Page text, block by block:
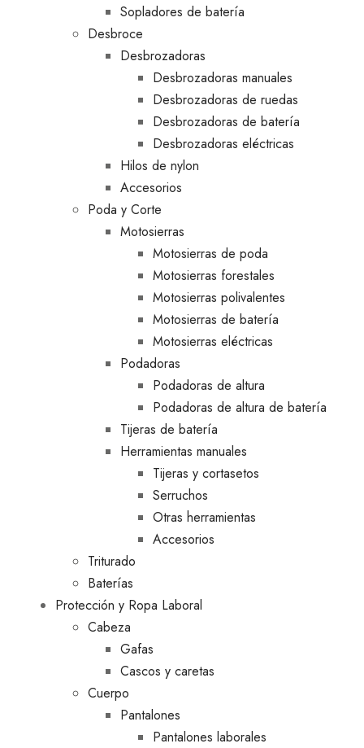
Sopladores de batería
Desbroce
Desbrozadoras
Desbrozadoras manuales
Desbrozadoras de ruedas
Desbrozadoras de batería
Desbrozadoras eléctricas
Hilos de nylon
Accesorios
Poda y Corte
Motosierras
Motosierras de poda
Motosierras forestales
Motosierras polivalentes
Motosierras de batería
Motosierras eléctricas
Podadoras
Podadoras de altura
Podadoras de altura de batería
Tijeras de batería
Herramientas manuales
Tijeras y cortasetos
Serruchos
Otras herramientas
Accesorios
Triturado
Baterías
Protección y Ropa Laboral
Cabeza
Gafas
Cascos y caretas
Cuerpo
Pantalones
Pantalones laborales